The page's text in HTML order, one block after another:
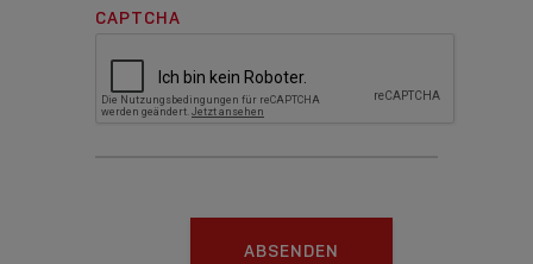
CAPTCHA
ABSENDEN